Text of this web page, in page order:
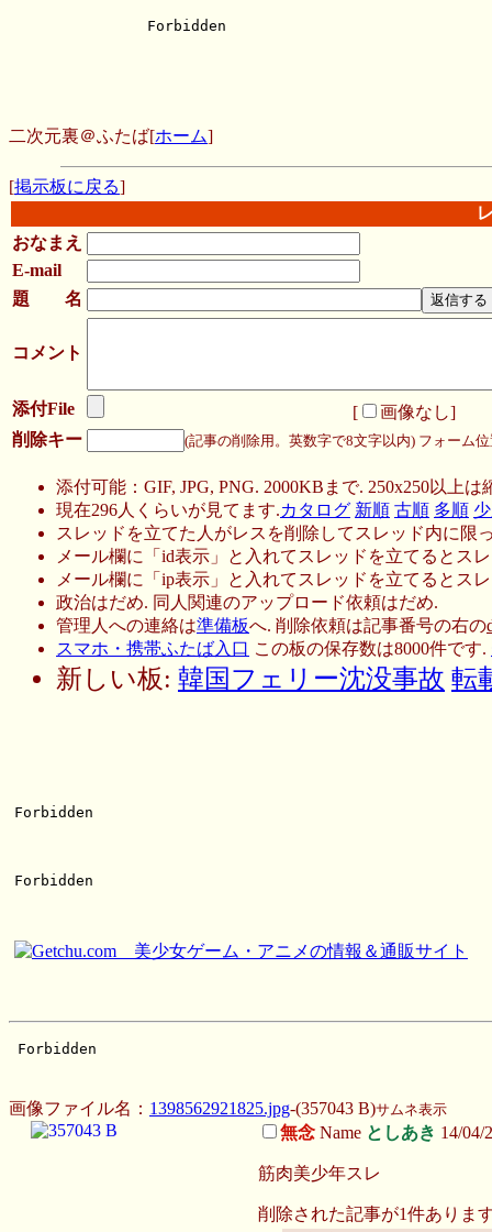
二次元裏＠ふたば[ホーム]
[掲示板に戻る]
おなまえ
E-mail
題 名
コメント
添付File [ 画像なし]
削除キー
(記事の削除用。英数字で8文字以内) フォーム
添付可能：GIF, JPG, PNG. 2000KBまで. 250x250以上は
現在296人くらいが見てます.カタログ 新順 古順 多順
スレッドを立てた人がレスを削除してスレッド内に限
メール欄に「id表示」と入れてスレッドを立てるとス
メール欄に「ip表示」と入れてスレッドを立てるとス
政治はだめ. 同人関連のアップロード依頼はだめ.
管理人への連絡は準備板へ. 削除依頼は記事番号の右の
スマホ・携帯ふたば入口 この板の保存数は8000件です.
新しい板: 韓国フェリー沈没事故 転
画像ファイル名： 1398562921825.jpg-(357043 B)サムネ表示
無念 Name としあき 14/04/
筋肉美少年スレ
削除された記事が1件ありま